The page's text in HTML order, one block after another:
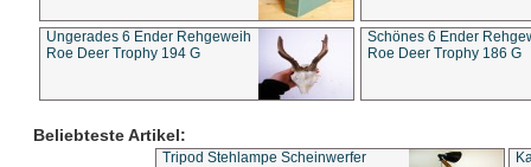
Ungerades 6 Ender Rehgeweih
Roe Deer Trophy 194 G
Schönes 6 Ender
Roe Deer Trophy 186 G
Beliebteste Artikel:
Tripod Stehlampe Scheinwerfer